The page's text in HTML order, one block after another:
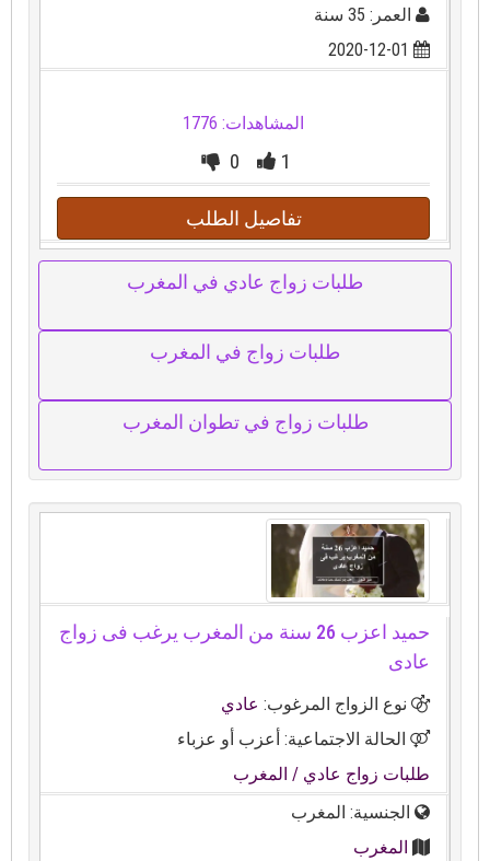
العمر: 35 سنة
2020-12-01
المشاهدات: 1776
1
0
تفاصيل الطلب
طلبات زواج عادي في المغرب
طلبات زواج في المغرب
طلبات زواج في تطوان المغرب
حميد اعزب 26 سنة من المغرب يرغب فى زواج
عادى
نوع الزواج المرغوب:عادي
الحالة الاجتماعية: أعزب أو عزباء
طلبات زواج عادي/ المغرب
الجنسية: المغرب
المغرب